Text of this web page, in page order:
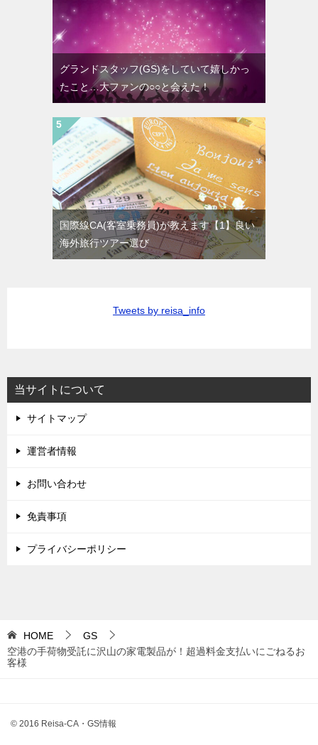
グランドスタッフ(GS)をしていて嬉しかっ
たこと…大ファンの○○と会えた！
国際線CA(客室乗務員)が教えます【1】良い
海外旅行ツアー選び
Tweets by reisa_info
当サイトについて
サイトマップ
運営者情報
お問い合わせ
免責事項
プライバシーポリシー
HOME
GS
空港の手荷物受託に沢山の家電製品が！超過料金支払いにごねるお
客様
© 2016 Reisa-CA・GS情報